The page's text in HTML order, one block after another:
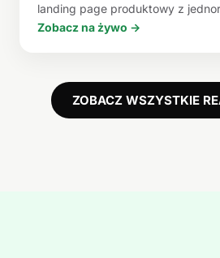
landing page produktowy z
Zobacz na żywo →
ZOBACZ WSZYSTKIE